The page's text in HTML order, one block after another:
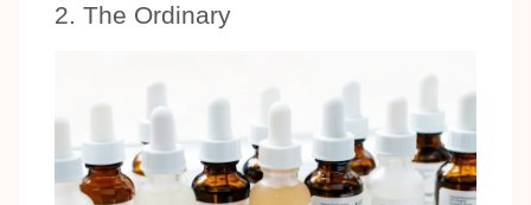
2. The Ordinary